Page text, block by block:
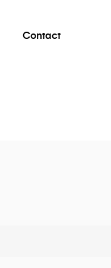
Contact